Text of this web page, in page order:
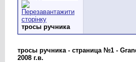
тросы ручника
тросы ручника - страница №1 -
2008 г.в.